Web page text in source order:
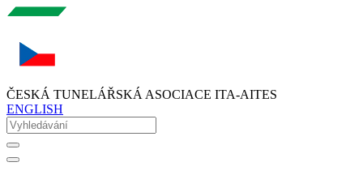
ČESKÁ TUNELÁŘSKÁ ASOCIACE ITA-AITES
ENGLISH